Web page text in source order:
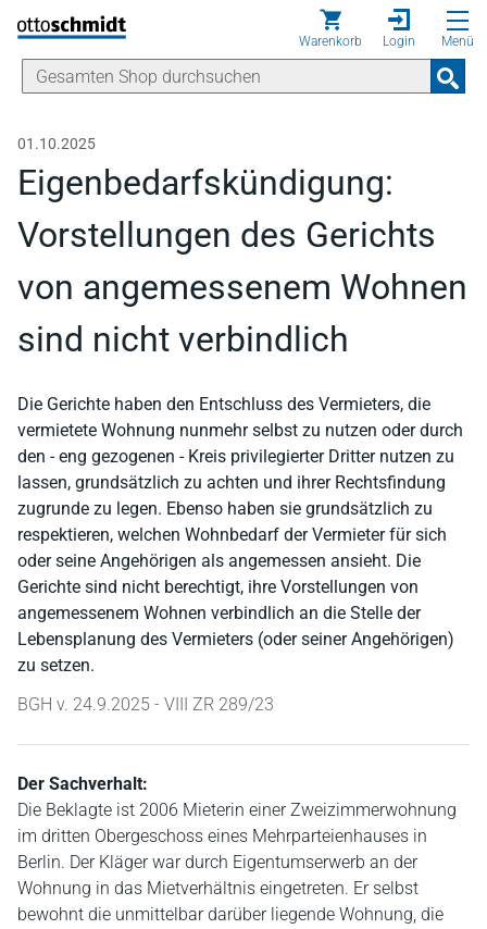
Direkt zum Inhalt
Warenkorb Login Menü
01.10.2025
Eigenbedarfskündigung:
Vorstellungen des Gerichts
von angemessenem Wohnen
sind nicht verbindlich
Die Gerichte haben den Entschluss des Vermieters, die
vermietete Wohnung nunmehr selbst zu nutzen oder durch
den - eng gezogenen - Kreis privilegierter Dritter nutzen zu
lassen, grundsätzlich zu achten und ihrer Rechtsfindung
zugrunde zu legen. Ebenso haben sie grundsätzlich zu
respektieren, welchen Wohnbedarf der Vermieter für sich
oder seine Angehörigen als angemessen ansieht. Die
Gerichte sind nicht berechtigt, ihre Vorstellungen von
angemessenem Wohnen verbindlich an die Stelle der
Lebensplanung des Vermieters (oder seiner Angehörigen)
zu setzen.
BGH v. 24.9.2025 - VIII ZR 289/23
Der Sachverhalt:
Die Beklagte ist 2006 Mieterin einer Zweizimmerwohnung
im dritten Obergeschoss eines Mehrparteienhauses in
Berlin. Der Kläger war durch Eigentumserwerb an der
Wohnung in das Mietverhältnis eingetreten. Er selbst
bewohnt die unmittelbar darüber liegende Wohnung, die